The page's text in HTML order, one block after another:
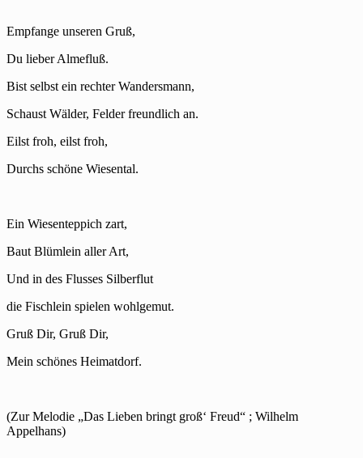
Empfange unseren Gruß,
Du lieber Almefluß.
Bist selbst ein rechter Wandersmann,
Schaust Wälder, Felder freundlich an.
Eilst froh, eilst froh,
Durchs schöne Wiesental.
Ein Wiesenteppich zart,
Baut Blümlein aller Art,
Und in des Flusses Silberflut
die Fischlein spielen wohlgemut.
Gruß Dir, Gruß Dir,
Mein schönes Heimatdorf.
(Zur Melodie „Das Lieben bringt groß‘ Freud“ ; Wilhelm
Appelhans)